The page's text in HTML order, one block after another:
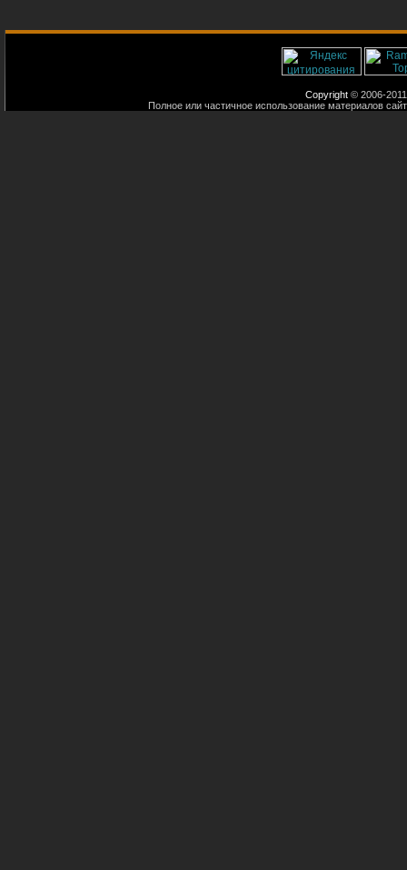
Copyright © 2006-
Полное или частичное использование материалов